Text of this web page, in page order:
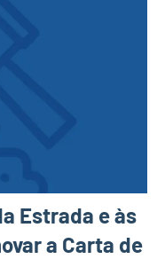
Estrada e às
a Carta de